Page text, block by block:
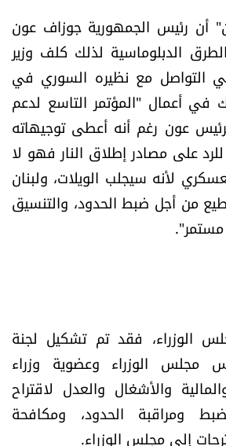
أن رئيس الجمهورية جوزاف عون
الدبلوماسية لذلك كلف وزير
التواصل مع نظيره السوري في
أعمال "المؤتمر التاسع لدعم
عون رغم أنه أعطى توجيهاته
على مصادر إطلاق النار فهو لا
لأنه سيجلب الويلات، ولبنان
من أجل ضبط الحدود، والتنسيق
مستمر".
الوزراء، فقد تم تشكيل لجنة
مجلس الوزراء وعضوية وزراء
والأشغال والعدل لاقتراح
لضبط ومراقبة الحدود، ومكافحة
إلى مجلس الوزراء.